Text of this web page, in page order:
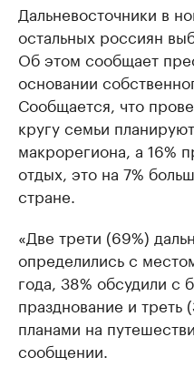
Дальневосточники в
остальных россиян
Об этом сообщает
основании
Сообщается, что
кругу семьи
макрорегиона, а 16%
отдых, это на 7%
стране.
«Две трети (69%)
определились с
года, 38% обсудили с
празднование и треть
планами на
сообщении.